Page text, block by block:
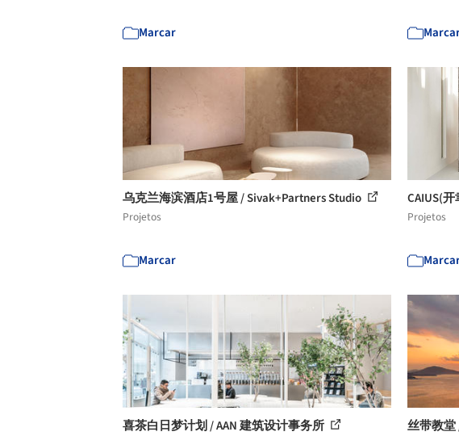
Marcar
乌克兰海滨酒店1号屋 / Sivak+Partners Studio
Projetos
Marcar
CAIUS(
Projetos
喜茶白日梦计划 / AAN 建筑设计事务所 丝带教堂